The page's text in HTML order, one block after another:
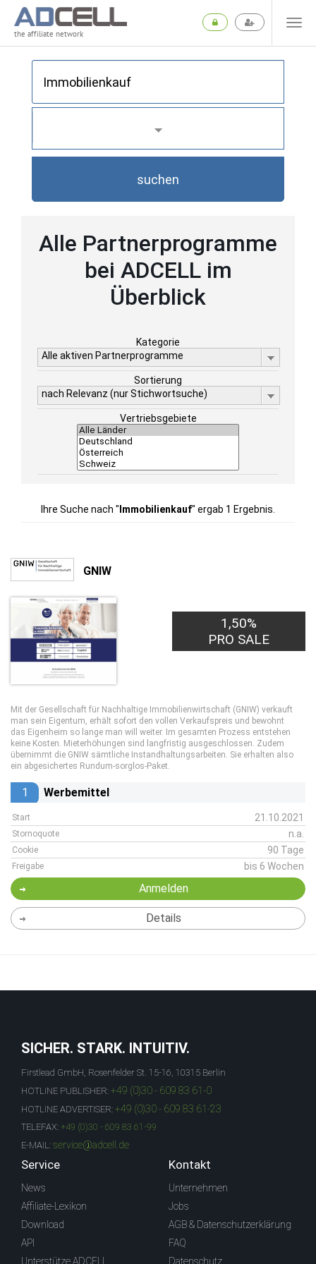
the affiliate network
suchen
Alle Partnerprogramme
bei ADCELL im
Überblick
Kategorie
Alle aktiven Partnerprogramme
Sortierung
nach Relevanz (nur Stichwortsuche)
Vertriebsgebiete
Ihre Suche nach " Immobilienkauf" ergab 1 Ergebnis.
GNIW
30,00€
PRO LEAD
1,50%
PRO SALE
Mit der Gesellschaft für Nachhaltige Immobilienwirtschaft (GNIW) verkauft
man sein Eigentum, erhält sofort den vollen Verkaufspreis und bewohnt
das Eigenheim so lange man will weiter. Im gesamten Prozess entstehen
keine Kosten. Mieterhöhungen sind langfristig ausgeschlossen. Zudem
übernimmt die GNIW sämtliche Instandhaltungsarbeiten. Sie erhalten also
ein abgesichertes Rundum-sorglos-Paket.
1 Werbemittel
Start 21.10.2021
Stornoquote n.a.
Cookie 90 Tage
Freigabe bis 6 Wochen
Anmelden
Details
SICHER. STARK. INTUITIV.
Firstlead GmbH, Rosenfelder St. 15-16, 10315 Berlin
HOTLINE PUBLISHER: +49 (0)30 - 609 83 61-0
HOTLINE ADVERTISER: +49 (0)30 - 609 83 61-23
TELEFAX: +49 (0)30 - 609 83 61-99
E-MAIL: service@adcell.de
Service
News
Affiliate-Lexikon
Download
API
Unterstütze ADCELL
Kontakt
Unternehmen
Jobs
AGB & Datenschutzerklärung
FAQ
Datenschutz